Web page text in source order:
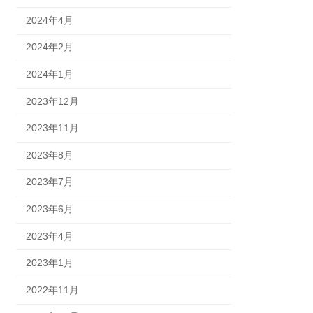
2024年4月
2024年2月
2024年1月
2023年12月
2023年11月
2023年8月
2023年7月
2023年6月
2023年4月
2023年1月
2022年11月